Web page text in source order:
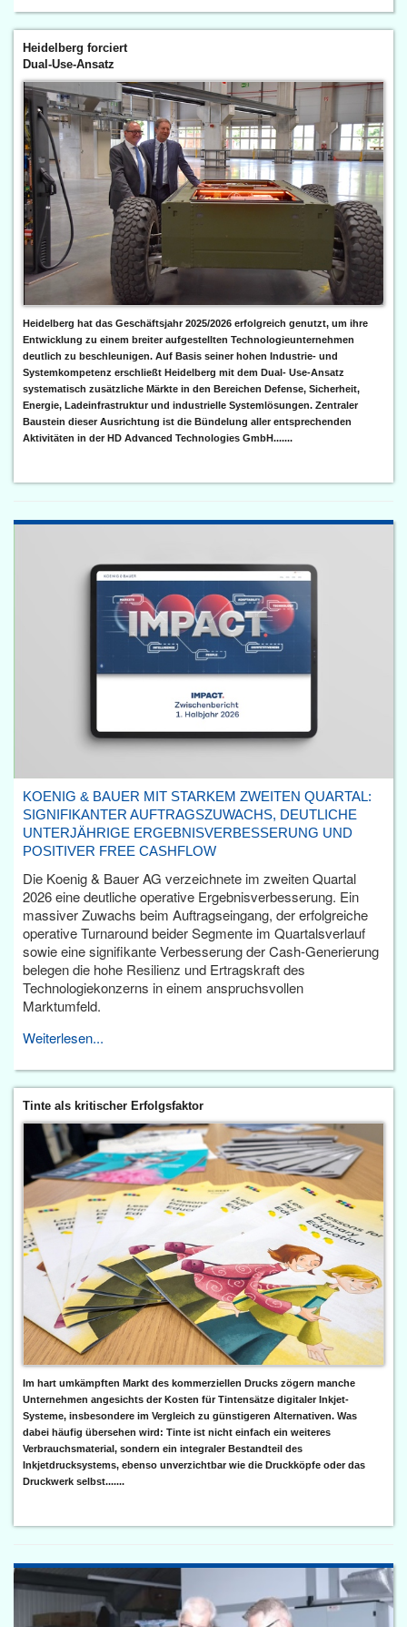
Heidelberg forciert
Dual-Use-Ansatz
Heidelberg hat das Geschäftsjahr 2025/2026 erfolgreich genutzt, um ihre
Entwicklung zu einem breiter aufgestellten Technologieunternehmen
deutlich zu beschleunigen. Auf Basis seiner hohen Industrie- und
Systemkompetenz erschließt Heidelberg mit dem Dual- Use-Ansatz
systematisch zusätzliche Märkte in den Bereichen Defense, Sicherheit,
Energie, Ladeinfrastruktur und industrielle Systemlösungen. Zentraler
Baustein dieser Ausrichtung ist die Bündelung aller entsprechenden
Aktivitäten in der HD Advanced Technologies GmbH.......
KOENIG & BAUER MIT STARKEM ZWEITEN QUARTAL:
SIGNIFIKANTER AUFTRAGSZUWACHS, DEUTLICHE
UNTERJÄHRIGE ERGEBNISVERBESSERUNG UND
POSITIVER FREE CASHFLOW
Die Koenig & Bauer AG verzeichnete im zweiten Quartal
2026 eine deutliche operative Ergebnisverbesserung. Ein
massiver Zuwachs beim Auftragseingang, der erfolgreiche
operative Turnaround beider Segmente im Quartalsverlauf
sowie eine signifikante Verbesserung der Cash-Generierung
belegen die hohe Resilienz und Ertragskraft des
Technologiekonzerns in einem anspruchsvollen
Marktumfeld.
Weiterlesen...
Tinte als kritischer Erfolgsfaktor
Im hart umkämpften Markt des kommerziellen Drucks zögern manche
Unternehmen angesichts der Kosten für Tintensätze digitaler Inkjet-
Systeme, insbesondere im Vergleich zu günstigeren Alternativen. Was
dabei häufig übersehen wird: Tinte ist nicht einfach ein weiteres
Verbrauchsmaterial, sondern ein integraler Bestandteil des
Inkjetdrucksystems, ebenso unverzichtbar wie die Druckköpfe oder das
Druckwerk selbst.......